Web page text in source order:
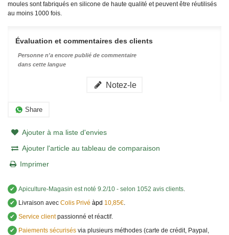
moules sont fabriqués en silicone de haute qualité et peuvent être réutilisés
au moins 1000 fois.
Évaluation et commentaires des clients
Personne n'a encore publié de commentaire
dans cette langue
Notez-le
Share
Ajouter à ma liste d'envies
Ajouter l'article au tableau de comparaison
Imprimer
✔ Apiculture-Magasin est noté 9.2/10 - selon 1052 avis clients.
✔
Livraison avec Colis Privé àpd 10,85€.
✔ Service clientpassionné et réactif.
✔
Paiements sécurisés via plusieurs méthodes (carte de crédit, Paypal,